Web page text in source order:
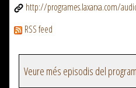
http://programes.laxarxa.com/
RSS feed